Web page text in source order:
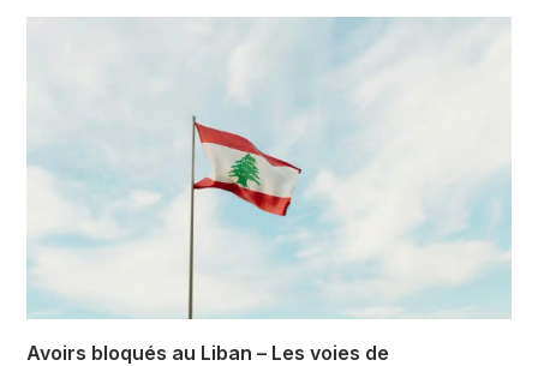
Avoirs bloqués au Liban – Les voies de